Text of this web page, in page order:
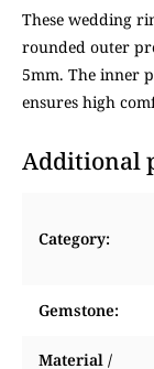
These wedding
rounded outer
5mm. The inner
ensures high
Additional
Category:
Gemstone:
Material /